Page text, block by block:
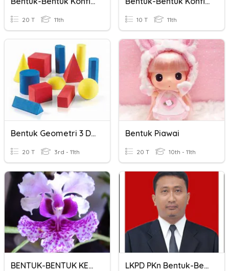
20 T 11th 10 T 11th
Bentuk Geometri 3 Dimensi
20 T 3rd - 11th
Bentuk Piawai
20 T 10th - 11th
BENTUK-BENTUK KELOMPOK SOSIAL LKPD PKn Bentuk-Bentuk Konflik